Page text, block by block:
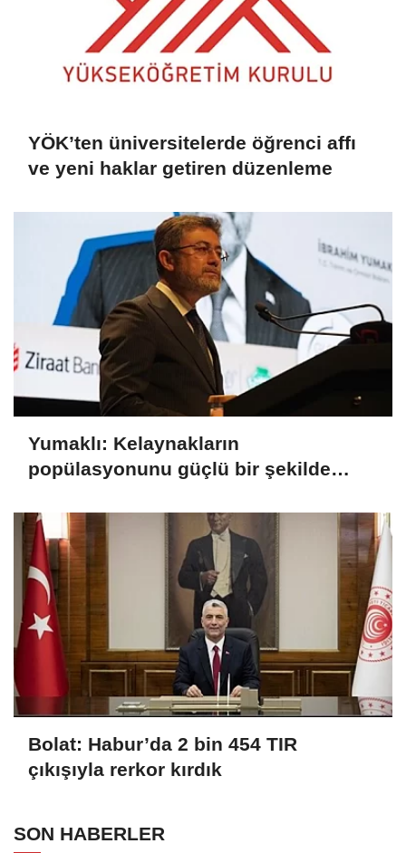
YÖK’ten üniversitelerde öğrenci affı
ve yeni haklar getiren düzenleme
Yumaklı: Kelaynakların
popülasyonunu güçlü bir şekilde
Bolat: Habur’da 2 bin 454 TIR
çıkışıyla rerkor kırdık
SON HABERLER